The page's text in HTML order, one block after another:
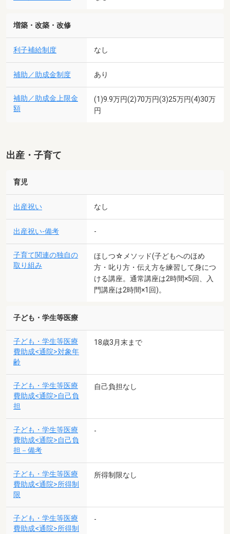
増築・改築・改修
利子補給制度 なし
補助／助成金制度 あり
補助／助成金上限金
額
(1)9.9万円(2)70万円(3)25万円(4)30万
円
出産・子育て
育児
出産祝い なし
出産祝い-備考 -
子育て関連の独自の
取り組み
ほしつ☆メソッド(子どもへのほめ
方・叱り方・伝え方を練習して身につ
ける講座。通常講座は2時間×5回、入
門講座は2時間×1回)。
子ども・学生等医療
子ども・学生等医療
費助成<通院>対象年
齢
18歳3月末まで
子ども・学生等医療
費助成<通院>自己負
担
自己負担なし
子ども・学生等医療
費助成<通院>自己負
担－備考
-
子ども・学生等医療
費助成<通院>所得制
限
所得制限なし
子ども・学生等医療
費助成<通院>所得制
-